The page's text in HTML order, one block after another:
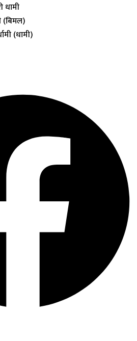
धामी
(बिमल)
(धामी)